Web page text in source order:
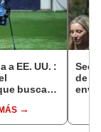
a EE. UU. :
busca
Estados
de